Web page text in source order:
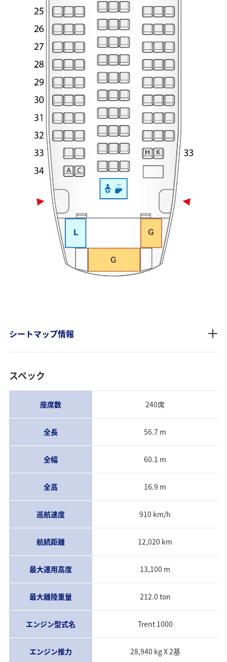
シートマップ情報
スペック
座席数 240席
全長 56.7 m
全幅 60.1 m
全高 16.9 m
巡航速度 910 km/h
航続距離 12,020 km
最大運用高度 13,100 m
最大離陸重量 212.0 ton
エンジン型式名 Trent 1000
エンジン推力 28,940 kg X 2基